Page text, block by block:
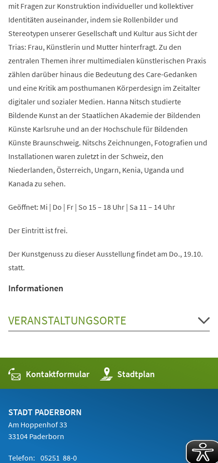
mit Fragen zur Konstruktion individueller und kollektiver
Identitäten auseinander, indem sie Rollenbilder und
Stereotypen unserer Gesellschaft und Kultur aus Sicht der
Trias: Frau, Künstlerin und Mutter hinterfragt. Zu den
zentralen Themen ihrer multimedialen künstlerischen Praxis
zählen darüber hinaus die Bedeutung des Care-Gedanken
und eine Kritik am posthumanen Körperdesign im Zeitalter
digitaler und sozialer Medien. Hanna Nitsch studierte
Bildende Kunst an der Staatlichen Akademie der Bildenden
Künste Karlsruhe und an der Hochschule für Bildenden
Künste Braunschweig. Nitschs Zeichnungen, Fotografien und
Installationen waren zuletzt in der Schweiz, den
Niederlanden, Österreich, Ungarn, Kenia, Uganda und
Kanada zu sehen.
Geöffnet: Mi | Do | Fr | So 15 – 18 Uhr | Sa 11 – 14 Uhr
Der Eintritt ist frei.
Der Kunstgenuss zu dieser Ausstellung findet am Do., 19.10.
statt.
Informationen
VERANSTALTUNGSORTE
Kontaktformular Stadtplan
(Öffnet
in
einem
STADT PADERBORN
Am Hoppenhof 33
33104 Paderborn
Telefon: 05251 88-0